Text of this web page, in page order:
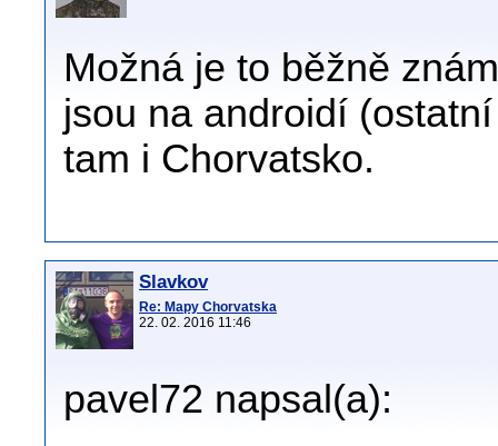
Možná je to běžně
jsou na androidí
tam i Chorvatsko.
Slavkov
Re: Mapy Chorvatska
22. 02. 2016 11:46
pavel72 napsal(a):